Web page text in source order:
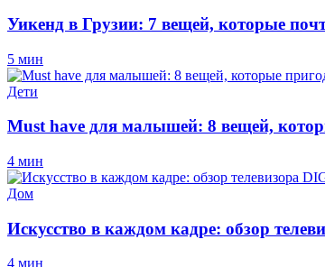
Уикенд в Грузии: 7 вещей, которые
5 мин
Дети
Must have для малышей: 8 вещей,
4 мин
Дом
Искусство в каждом кадре: обзор
4 мин